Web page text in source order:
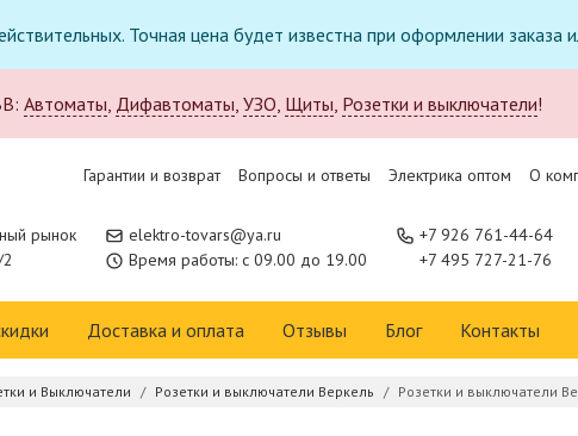
Точная цена будет известна при оформлении
Автоматы, Дифавтоматы, УЗО, Щиты, Розетки и выключатели!
Гарантии и возврат Вопросы и ответы Электрика оптом О
рынок
elektro-tovars@ya.ru
Время работы: с 09.00 до 19.00
+7 926 761-44-64
+7 495 727-21-76
Доставка и оплата Отзывы Блог Контакты
и Выключатели Розетки и выключатели Веркель Розетки и выключатели